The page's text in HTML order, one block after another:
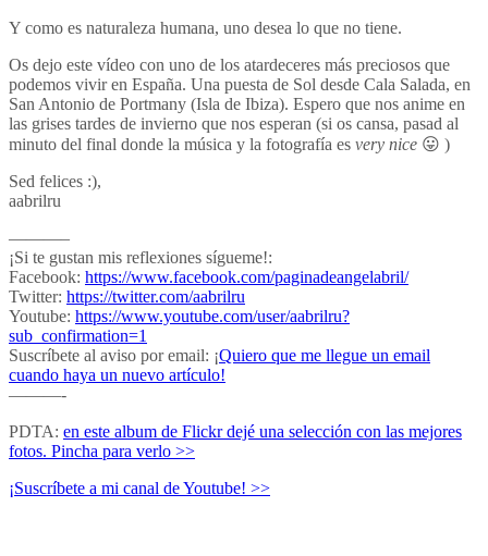
Y como es naturaleza humana, uno desea lo que no tiene.
Os dejo este vídeo con uno de los atardeceres más preciosos que
podemos vivir en España. Una puesta de Sol desde Cala Salada, en
San Antonio de Portmany (Isla de Ibiza). Espero que nos anime en
las grises tardes de invierno que nos esperan (si os cansa, pasad al
minuto del final donde la música y la fotografía es very nice 😛 )
Sed felices :),
aabrilru
———–
¡Si te gustan mis reflexiones sígueme!:
Facebook: https://www.facebook.com/paginadeangelabril/
Twitter: https://twitter.com/aabrilru
Youtube: https://www.youtube.com/user/aabrilru?
sub_confirmation=1
Suscríbete al aviso por email: ¡Quiero que me llegue un email
cuando haya un nuevo artículo!
———-
PDTA: en este album de Flickr dejé una selección con las mejores
fotos. Pincha para verlo >>
¡Suscríbete a mi canal de Youtube! >>